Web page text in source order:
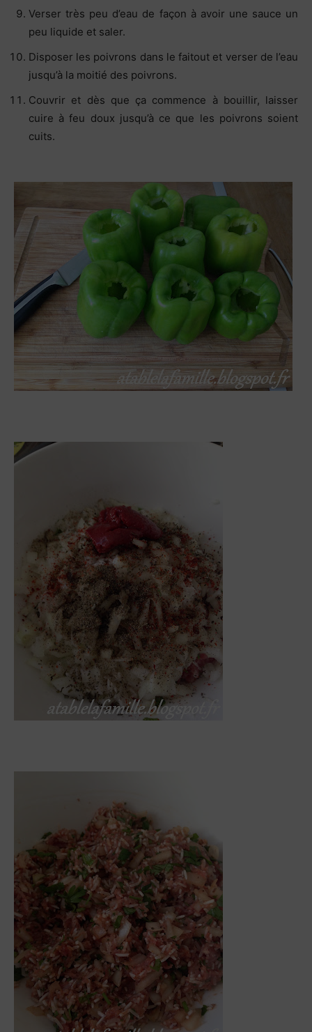
Verser très peu d’eau de façon à avoir une sauce un
peu liquide et saler.
Disposer les poivrons dans le faitout et verser de l’eau
jusqu’à la moitié des poivrons.
Couvrir et dès que ça commence à bouillir, laisser
cuire à feu doux jusqu’à ce que les poivrons soient
cuits.